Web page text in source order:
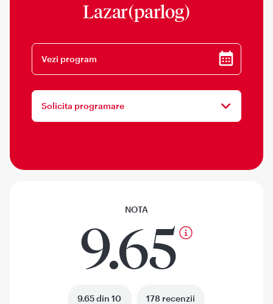
Lazar(parlog)
Vezi program
Solicita programare
NOTA
9.65
9.65 din 10 178 recenzii